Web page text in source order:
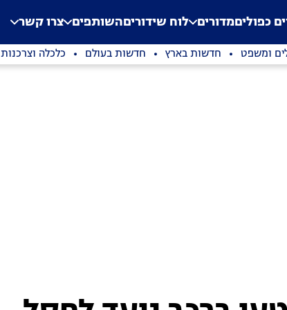
Application error: a
. כפוליםמדורים לוח שידוריםהשותפים צרו קשר
ומשפט חדשות בארץ חדשות בעולם כלכלה וצרכנות